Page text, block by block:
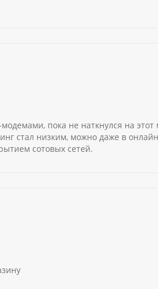
пока не наткнулся на этот
стал низким, можно даже в
сотовых сетей.